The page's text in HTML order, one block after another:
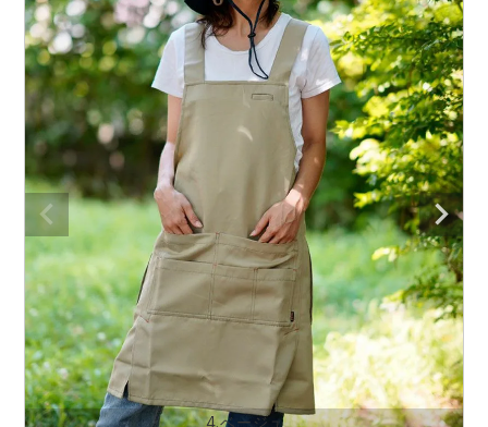
事務服・オフィスウェア
防寒着
作業用手袋
アウトドア・スポーツ
ワークスーツ
コンプレッションウェア
作業用ポロシャツ
アシックス安全靴ランキング
ミズノ安全靴ランキング
作業着ランキング
アウトドアウェアランキング
つなぎランキング
空調服ランキング
コンプレッションウェアランキング
アイズフロンティア TSDESIGN
寅壱 アイトス株式会社
コーコス ジーベック
クロダルマ 桑和
山田辰 クレヒフク
おたふく手袋 マック
住商モンブラン ボンマックス
大工・鳶作業服
農作業服
電気・設備作業服
配達・営業作業服
自動車整備士作業服
DIY・日曜大工作業服
飲食店ユニフォーム 4.ベージュ